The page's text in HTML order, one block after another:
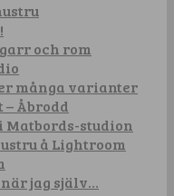
och rom
många varianter
Åbrodd
Matbords-studion
å Lightroom
när jag själv…